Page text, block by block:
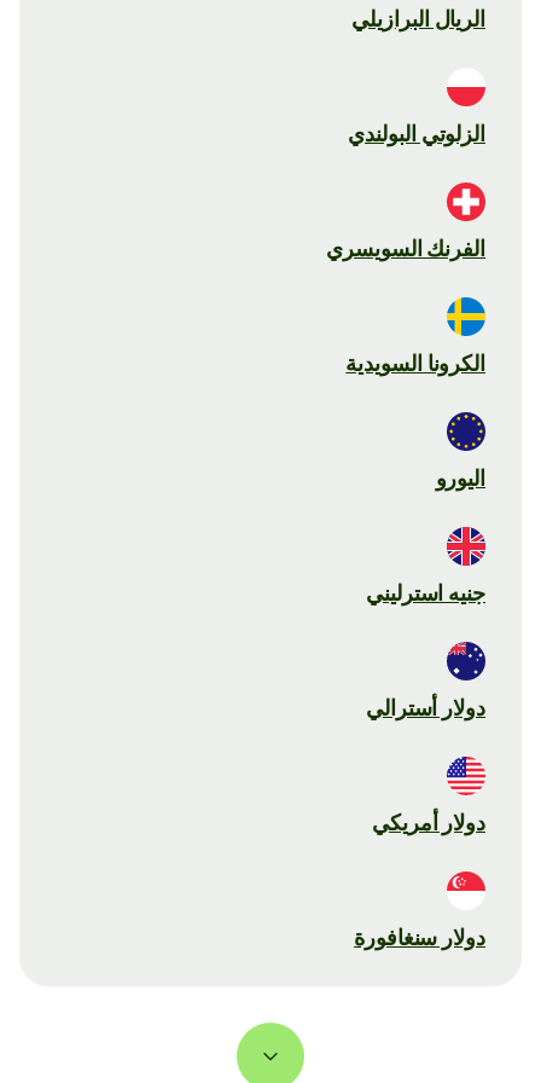
الريال البرازيلي
الزلوتي البولندي
الفرنك السويسري
الكرونا السويدية
اليورو
جنيه استرليني
دولار أسترالي
دولار أمريكي
دولار سنغافورة